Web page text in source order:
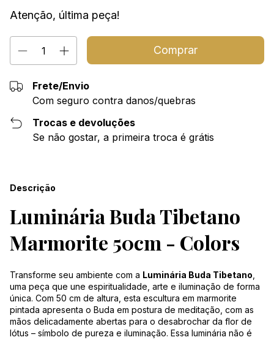
Atenção, última peça!
Frete/Envio
Com seguro contra danos/quebras
Trocas e devoluções
Se não gostar, a primeira troca é grátis
Descrição
Luminária Buda Tibetano
Marmorite 50cm - Colors
Transforme seu ambiente com a Luminária Buda Tibetano
uma peça que une espiritualidade, arte e iluminação de forma
única. Com 50 cm de altura, esta escultura em marmorite
pintada apresenta o Buda em postura de meditação, com as
mãos delicadamente abertas para o desabrochar da flor de
lótus – símbolo de pureza e iluminação. Essa luminária não é